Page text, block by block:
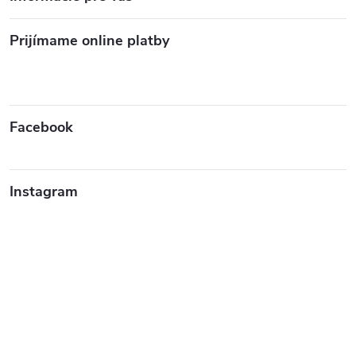
Prijímame online platby
Facebook
Instagram